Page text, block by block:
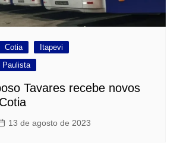
Cotia
Itapevi
Paulista
Tavares recebe novos
13 de agosto de 2023